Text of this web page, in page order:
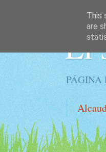
El
PÁGINA
This
are